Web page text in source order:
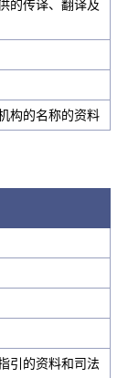
的传译、翻译及
构的名称的资料
引的资料和司法